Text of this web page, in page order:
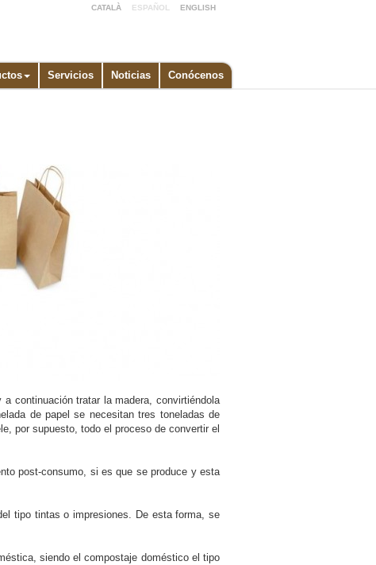
CATALÀ ESPAÑOL ENGLISH
Servicios Noticias Conócenos
continuación tratar la madera, convirtiéndola
de papel se necesitan tres toneladas de
por supuesto, todo el proceso de convertir el
post-consumo, si es que se produce y esta
tipo tintas o impresiones. De esta forma, se
siendo el compostaje doméstico el tipo